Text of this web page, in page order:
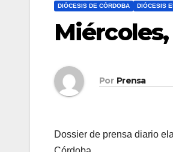
DIÓCESIS DE CÓRDOBA DIÓCESIS
Miércoles,
Por Prensa
Dossier de prensa diario